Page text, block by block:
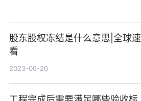
股东股权冻结是什么意思|全球速
看
2023-06-20